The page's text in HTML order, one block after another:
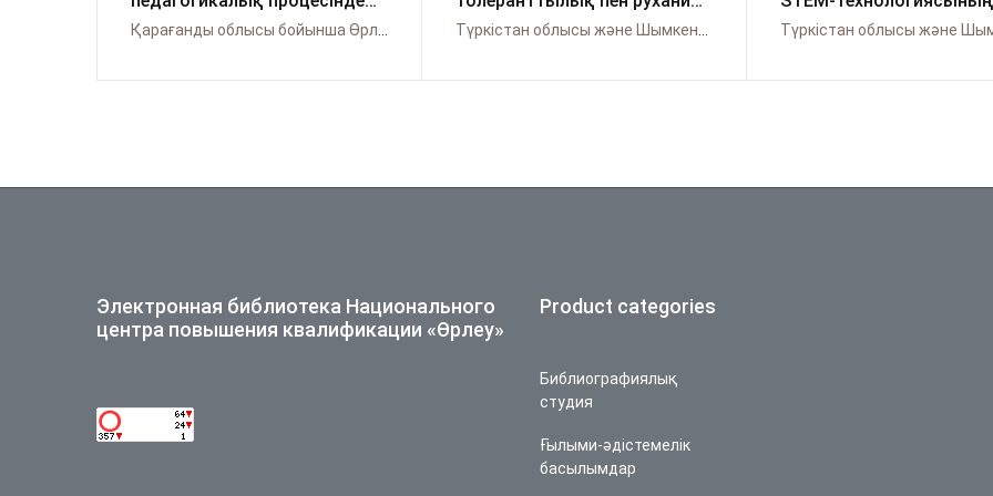
«Мәңгілік Ел»
асыру
адамгершілікке
мүмкіндіктері
мүмкіндіктері
Электронная библиотека Национального
центра повышения квалификации «Өрлеу»
Product categories
Библиографиялық
студия
Ғылыми-әдістемелік
басылымдар